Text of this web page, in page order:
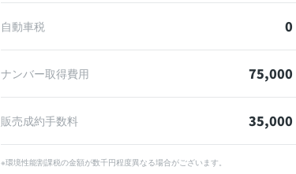
自動車税 0
ナンバー取得費用 75,000
販売成約手数料 35,000
※環境性能割課税の金額が数千円程度異なる場合がございます。